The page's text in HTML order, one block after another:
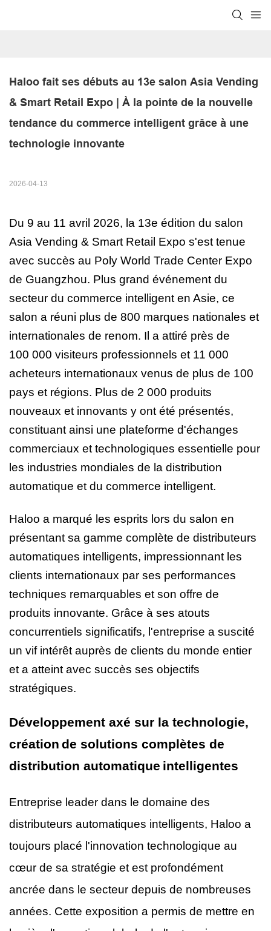
Haloo fait ses débuts au 13e salon Asia Vending
& Smart Retail Expo | À la pointe de la nouvelle
tendance du commerce intelligent grâce à une
technologie innovante
2026-04-13
Du 9 au 11 avril 2026, la 13e édition du salon
Asia Vending & Smart Retail Expo s'est tenue
avec succès au Poly World Trade Center Expo
de Guangzhou. Plus grand événement du
secteur du commerce intelligent en Asie, ce
salon a réuni plus de 800 marques nationales et
internationales de renom. Il a attiré près de
100 000 visiteurs professionnels et 11 000
acheteurs internationaux venus de plus de 100
pays et régions. Plus de 2 000 produits
nouveaux et innovants y ont été présentés,
constituant ainsi une plateforme d'échanges
commerciaux et technologiques essentielle pour
les industries mondiales de la distribution
automatique et du commerce intelligent.
Haloo a marqué les esprits lors du salon en
présentant sa gamme complète de distributeurs
automatiques intelligents, impressionnant les
clients internationaux par ses performances
techniques remarquables et son offre de
produits innovante. Grâce à ses atouts
concurrentiels significatifs, l'entreprise a suscité
un vif intérêt auprès de clients du monde entier
et a atteint avec succès ses objectifs
stratégiques.
Développement axé sur la technologie,
création de solutions complètes de
distribution automatique intelligentes
Entreprise leader dans le domaine des
distributeurs automatiques intelligents, Haloo a
toujours placé l'innovation technologique au
cœur de sa stratégie et est profondément
ancrée dans le secteur depuis de nombreuses
années. Cette exposition a permis de mettre en